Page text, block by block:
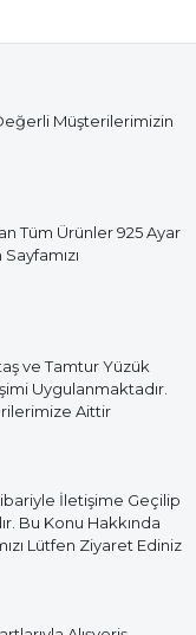
Müşterilerimizin
Tüm Ürünler 925 Ayar
ve Tamtur Yüzük
Uygulanmaktadır.
Aittir
İletişime Geçilip
Bu Konu Hakkında
Lütfen Ziyaret Ediniz